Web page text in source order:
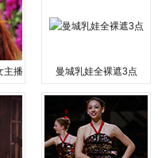
主播 曼城乳娃全裸遮3点